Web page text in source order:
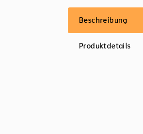
Beschreibung
Produktdetails